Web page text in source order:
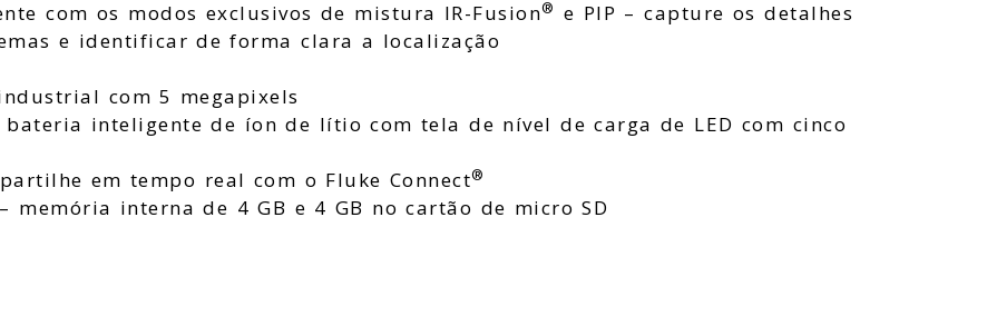
com os modos exclusivos de mistura IR-Fusion® e PIP – capture os detalhes
e identificar de forma clara a localização
com 5 megapixels
inteligente de íon de lítio com tela de nível de carga de LED com cinco
em tempo real com o Fluke Connect®
memória interna de 4 GB e 4 GB no cartão de micro SD